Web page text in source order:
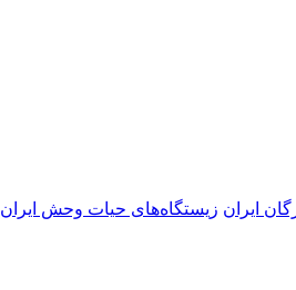
ایران زیستگاه‌های حیات وحش ایران